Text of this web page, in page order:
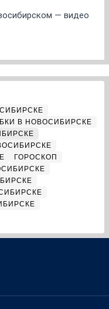
— видео
В НОВОСИБИРСКЕ
ГОРОСКОП